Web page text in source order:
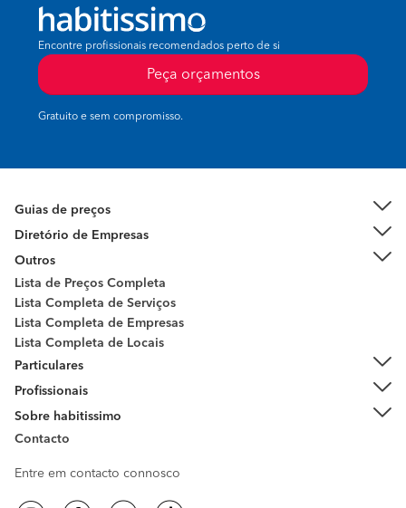
Encontre profissionais recomendados perto de si
Peça orçamentos
Gratuito e sem compromisso.
Guias de preços
Diretório de Empresas
Outros
Lista de Preços Completa
Lista Completa de Serviços
Lista Completa de Empresas
Lista Completa de Locais
Particulares
Profissionais
Sobre habitissimo
Contacto
Entre em contacto connosco